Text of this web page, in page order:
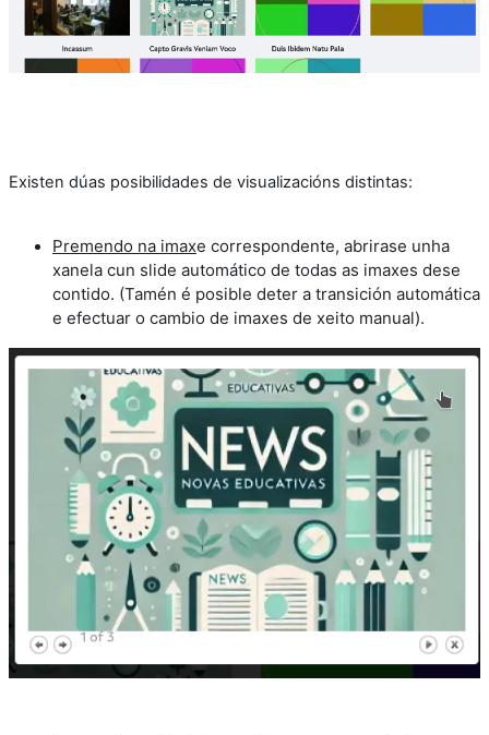
Existen dúas posibilidades de visualizacións distintas:
Premendo na imaxe correspondente, abrirase unha
xanela cun slide automático de todas as imaxes dese
contido. (Tamén é posible deter a transición automática
e efectuar o cambio de imaxes de xeito manual).